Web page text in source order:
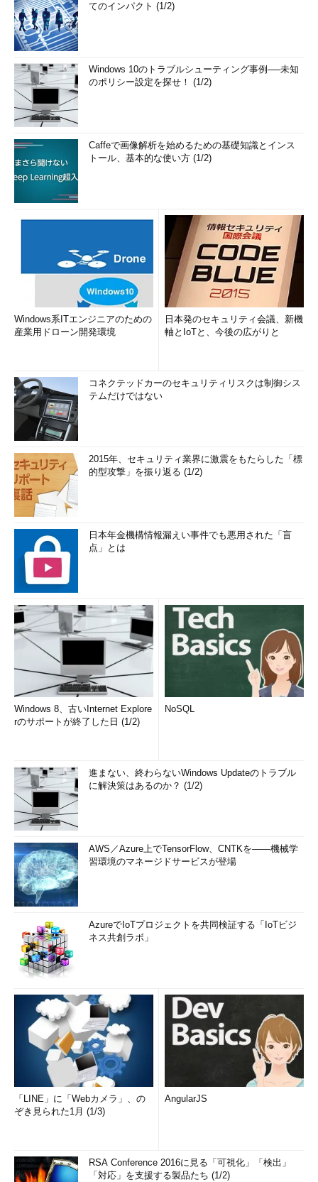
てのインパクト (1/2)
Windows 10のトラブルシューティング事例──未知
のポリシー設定を探せ！ (1/2)
Caffeで画像解析を始めるための基礎知識とインス
トール、基本的な使い方 (1/2)
Windows系ITエンジニアのための
産業用ドローン開発環境
日本発のセキュリティ会議、新機
軸とIoTと、今後の広がりと
コネクテッドカーのセキュリティリスクは制御シス
テムだけではない
2015年、セキュリティ業界に激震をもたらした「標
的型攻撃」を振り返る (1/2)
日本年金機構情報漏えい事件でも悪用された「盲
点」とは
Windows 8、古いInternet Explore
rのサポートが終了した日 (1/2)
NoSQL
進まない、終わらないWindows Updateのトラブル
に解決策はあるのか？ (1/2)
AWS／Azure上でTensorFlow、CNTKを――機械学
習環境のマネージドサービスが登場
AzureでIoTプロジェクトを共同検証する「IoTビジ
ネス共創ラボ」
「LINE」に「Webカメラ」、の
ぞき見られた1月 (1/3)
AngularJS
RSA Conference 2016に見る「可視化」「検出」
「対応」を支援する製品たち (1/2)